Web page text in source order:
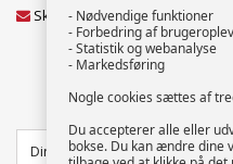
Skriv til vores kundeservice
- Nødvendige funktioner
- Forbedring af
- Statistik og webanalyse
- Markedsføring
Nogle cookies sættes af
Du accepterer alle eller
bokse. Du kan ændre dine